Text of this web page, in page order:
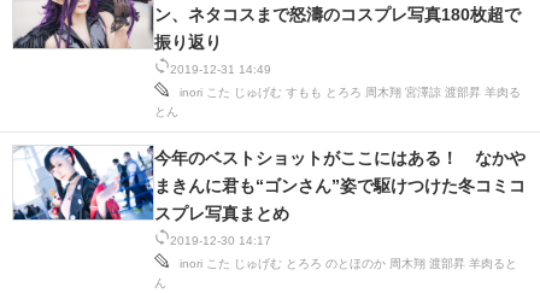
2019-12-31 14:49
inori こた じゅげむ すもも とろろ 周木翔 宮澤諒 渡部昇 羊肉る
とん
ン、ネタコスまで怒濤のコスプレ写真180枚超で
振り返り
2019-12-30 14:17
inori こた じゅげむ とろろ のとほのか 周木翔 渡部昇 羊肉ると
ん
今年のベストショットがここにはある！ なかや
まきんに君も“ゴンさん”姿で駆けつけた冬コミコ
スプレ写真まとめ